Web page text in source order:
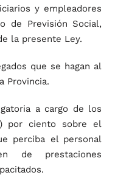
y empleadores
de Previsión Social,
la presente Ley.
que se hagan al
Provincia.
a cargo de los
por ciento sobre el
perciba el personal
de prestaciones